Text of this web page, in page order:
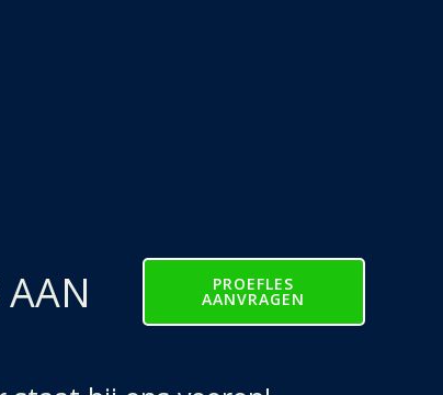
AAN PROEFLES
AANVRAGEN